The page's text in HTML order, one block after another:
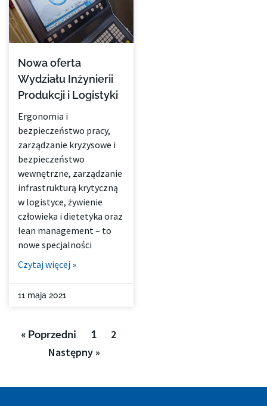
Nowa oferta
Wydziału Inżynierii
Produkcji i Logistyki
Ergonomia i
bezpieczeństwo pracy,
zarządzanie kryzysowe i
bezpieczeństwo
wewnętrzne, zarządzanie
infrastrukturą krytyczną
w logistyce, żywienie
człowieka i dietetyka oraz
lean management – to
nowe specjalności
Czytaj więcej »
11 maja 2021
« Poprzedni 1
2
Następny »